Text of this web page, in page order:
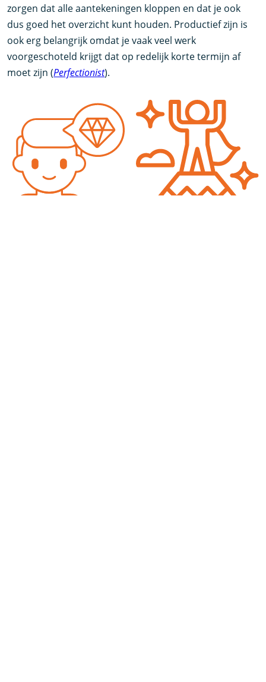
zorgen dat alle aantekeningen kloppen en dat je ook
dus goed het overzicht kunt houden. Productief zijn is
ook erg belangrijk omdat je vaak veel werk
voorgeschoteld krijgt dat op redelijk korte termijn af
moet zijn (Perfectionist).